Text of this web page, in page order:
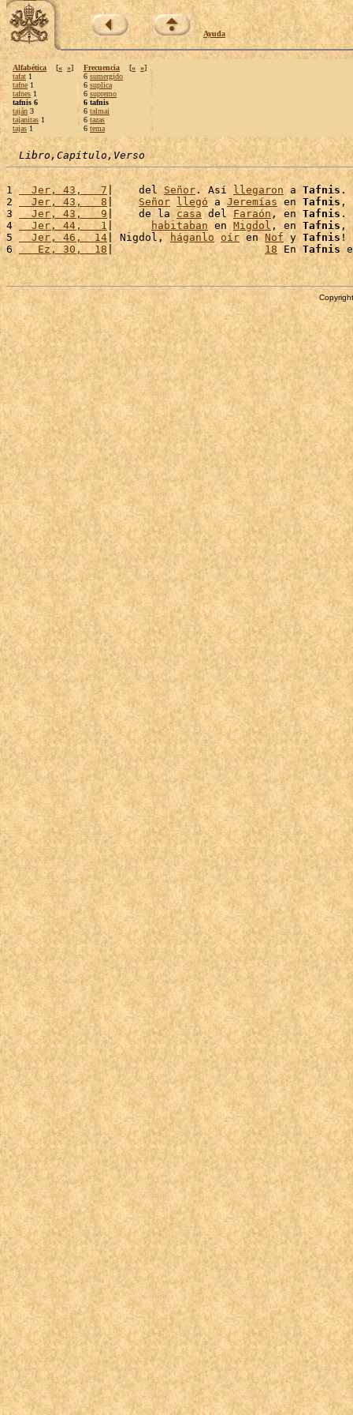
Ayuda
Alfabética [« »]
tafat 1
tafne 1
tafnes 1
tafnis 6
taján 3
tajanitas 1
tajas 1
Frecuencia [« »]
6 sumergido
6 suplica
6 supremo
6 tafnis
6 talmai
6 tazas
6 tema
Libro,Capítulo,Verso
1
  Jer, 43,   7
|    del Señor. Así llegaron a Tafnis .
2
  Jer, 43,   8
| Señor llegó a Jeremías en Tafnis,
3
  Jer, 43,   9
|    de la casa del Faraón , en Tafnis .
4
  Jer, 44,   1
| habitaban en Migdol, en Tafnis ,
5
  Jer, 46,  14
| Nigdol, háganlo oír en Nof y Tafnis !
6
   Ez, 30,  18
| 18 En Tafnis